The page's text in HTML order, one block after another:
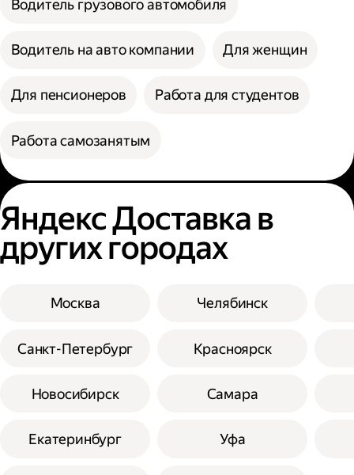
Водитель грузового автомобиля
Водитель на авто компании Для женщин
Для пенсионеров Работа для студентов
Работа самозанятым
Яндекс Доставка в
других городах
Москва
Санкт-Петербург
Новосибирск
Екатеринбург
Челябинск
Красноярск
Самара
Уфа